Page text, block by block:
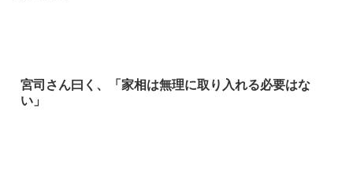
宮司さん曰く、「家相は無理に取り入れる必要はな
い」